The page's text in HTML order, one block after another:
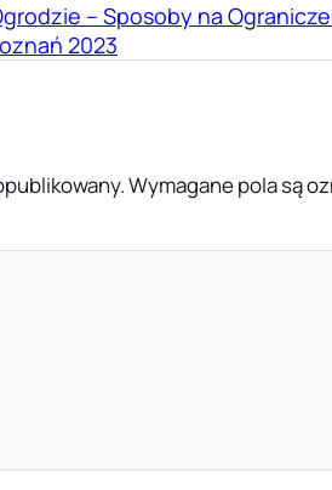
– Sposoby na
2023
Wymagane pola są